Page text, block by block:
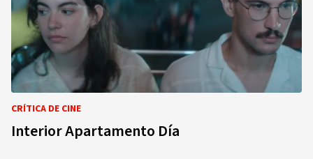
CRÍTICA DE CINE
Interior Apartamento Día